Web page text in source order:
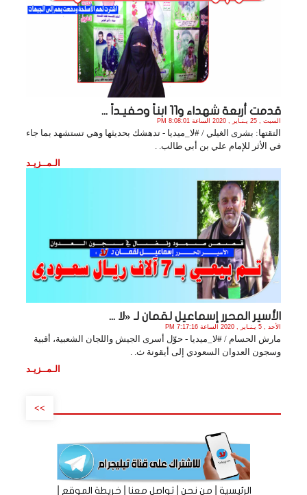
قدمت أربعة شهداء و11 ابناً وحفيـداً ...
السبت , 25 يـنـاير , 2020 الساعة 8:08:01 PM
التقتها: بشرى الغيلي / #لا_ميديا - تدهشك بحديثها وهي تستشهد بما جاء
في الأثر للإمام علي بن أبي طالب. .
الـمــزيـد
الأسير المحرر إسماعيل لقمان لـ «لا ...
الأحد , 5 يـنـاير , 2020 الساعة 7:17:16 PM
مارش الحسام / #لا_ميديا - حوّل أسرى الجيش واللجان الشعبية، أقبية
وسجون العدوان السعودي إلى أيقونة ث. .
الـمــزيـد
>>
الرئيسية|من نحن|تواصل معنا|خريطة الموقع